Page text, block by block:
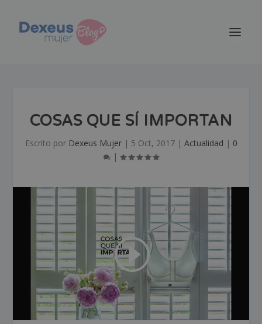
COSAS QUE SÍ IMPORTAN
Escrito por Dexeus Mujer| 5 Oct, 2017| Actualidad | 0
|